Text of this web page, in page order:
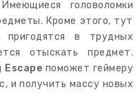
головоломки
Кроме этого, тут
в трудных
отыскать предмет.
Escape поможет геймеру
и получить массу новых